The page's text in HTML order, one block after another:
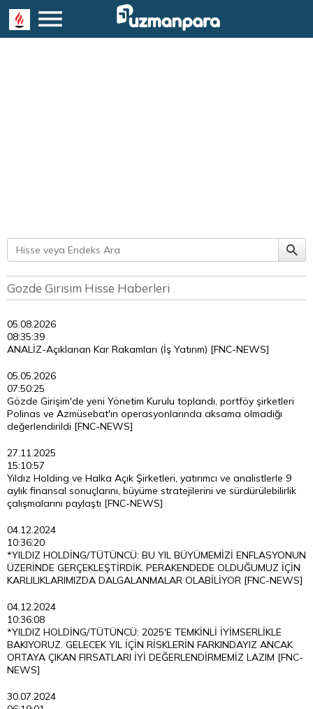
Gozde Gırısım Hisse Haberleri
05.08.2026
08:35:39
ANALİZ-Açıklanan Kar Rakamları (İş Yatırım) [FNC-NEWS]
05.05.2026
07:50:25
Gözde Girişim'de yeni Yönetim Kurulu toplandı, portföy şirketleri
Polinas ve Azmüsebat'ın operasyonlarında aksama olmadığı
değerlendirildi [FNC-NEWS]
27.11.2025
15:10:57
Yıldız Holding ve Halka Açık Şirketleri, yatırımcı ve analistlerle 9
aylık finansal sonuçlarını, büyüme stratejilerini ve sürdürülebilirlik
çalışmalarını paylaştı [FNC-NEWS]
04.12.2024
10:36:20
*YILDIZ HOLDİNG/TÜTÜNCÜ: BU YIL BÜYÜMEMİZİ ENFLASYONUN
ÜZERİNDE GERÇEKLEŞTİRDİK. PERAKENDEDE OLDUĞUMUZ İÇİN
KARLILIKLARIMIZDA DALGALANMALAR OLABİLİYOR [FNC-NEWS]
04.12.2024
10:36:08
*YILDIZ HOLDİNG/TÜTÜNCÜ: 2025'E TEMKİNLİ İYİMSERLİKLE
BAKIYORUZ. GELECEK YIL İÇİN RİSKLERİN FARKINDAYIZ ANCAK
ORTAYA ÇIKAN FIRSATLARI İYİ DEĞERLENDİRMEMİZ LAZIM [FNC-
NEWS]
30.07.2024